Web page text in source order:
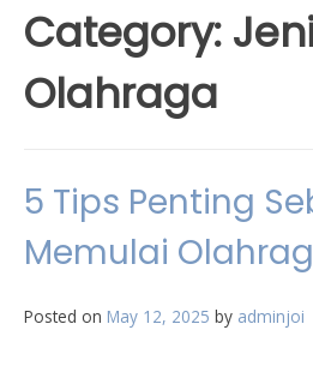
Category:
Olahraga
5 Tips Penting
Memulai
Posted on May 12, 2025 by adminjoi